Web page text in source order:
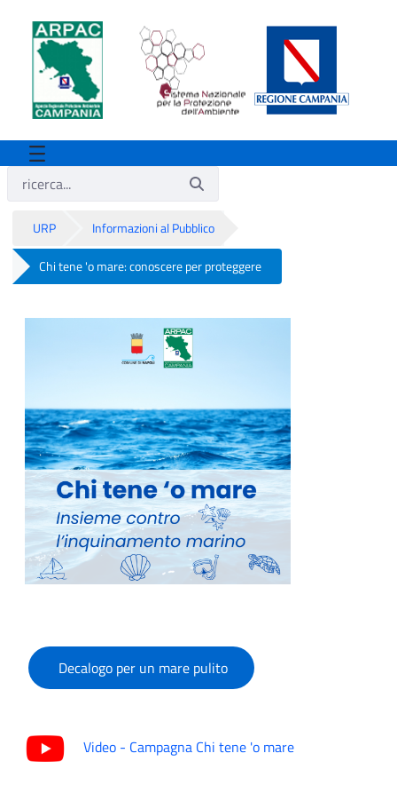
URP Informazioni al Pubblico
Chi tene 'o mare: conoscere per proteggere
Chi tene 'o mare: conoscere per
Decalogo per un mare pulito
Video - Campagna Chi tene 'o mare